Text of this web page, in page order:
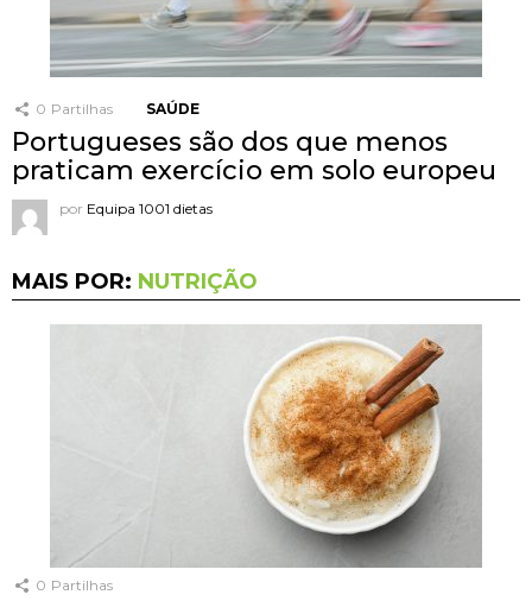
0 Partilhas SAÚDE
Portugueses são dos que menos
praticam exercício em solo europeu
por Equipa 1001 dietas
MAIS POR: NUTRIÇÃO
0 Partilhas